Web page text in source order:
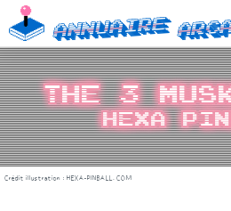
Skip
to
content
Annuaire
Crédit illustration : HEXA-PINBALL.COM
The 3
Hexa